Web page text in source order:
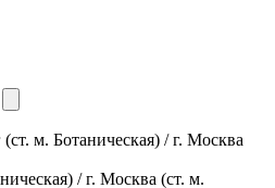
(ст. м. Ботаническая) / г. Москва
/ г. Москва (ст. м.